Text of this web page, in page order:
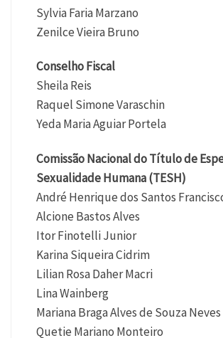
Sylvia Faria Marzano
Zenilce Vieira Bruno
Conselho Fiscal
Sheila Reis
Raquel Simone Varaschin
Yeda Maria Aguiar Portela
Comissão Nacional do Título de
Sexualidade Humana (TESH)
André Henrique dos Santos
Alcione Bastos Alves
Itor Finotelli Junior
Karina Siqueira Cidrim
Lilian Rosa Daher Macri
Lina Wainberg
Mariana Braga Alves de Souza Neves
Quetie Mariano Monteiro